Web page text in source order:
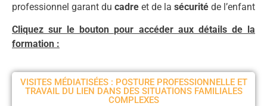
professionnel garant du cadre et de la sécurité de l’enfant
Cliquez sur le bouton pour accéder aux détails de la
formation :
VISITES MÉDIATISÉES : POSTURE PROFESSIONNELLE ET
TRAVAIL DU LIEN DANS DES SITUATIONS FAMILIALES
COMPLEXES